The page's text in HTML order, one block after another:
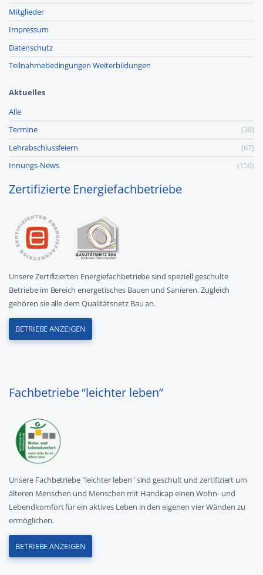
Mitglieder
Impressum
Datenschutz
Teilnahmebedingungen Weiterbildungen
Aktuelles
Alle
Termine
(38)
Lehr­abschluss­feiern
(67)
Innungs-News
(150)
Zertifizierte Energiefachbetriebe
Unsere Zertifizierten Energiefachbetriebe sind speziell geschulte
Betriebe im Bereich energetisches Bauen und Sanieren. Zugleich
gehören sie alle dem Qualitätsnetz Bau an.
BETRIEBE ANZEIGEN
Fachbetriebe “leichter leben”
Unsere Fachbetriebe "leichter leben" sind geschult und zertifiziert um
älteren Menschen und Menschen mit Handicap einen Wohn- und
Lebendkomfort für ein aktives Leben in den eigenen vier Wänden zu
ermöglichen.
BETRIEBE ANZEIGEN